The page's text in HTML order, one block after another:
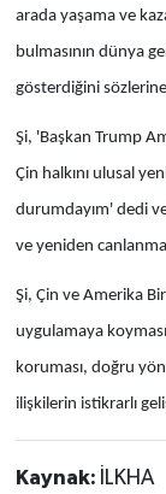
arada yaşama ve
bulmasının dünya
gösterdiğini
Şi, 'Başkan Trump
Çin halkını ulusal
durumdayım' dedi
ve yeniden
Şi, Çin ve Amerika
uygulamaya
koruması, doğru
ilişkilerin istikrarlı
Kaynak: İLKHA